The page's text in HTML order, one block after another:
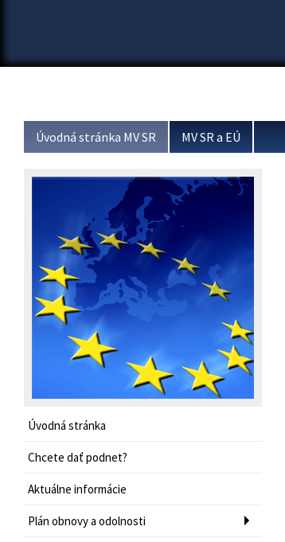
Úvodná stránka MV SR MV SR a EÚ
Úvodná stránka
Chcete dať podnet?
Aktuálne informácie
Plán obnovy a odolnosti